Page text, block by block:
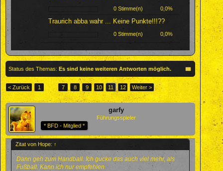
0 Stimme(n) 0,0%
Traurich abba wahr ... Keine Punkte!!!??
0 Stimme(n) 0,0%
Status des Themas: Es sind keine weiteren Antworten möglich.
< Zurück 1 ← 7 8 9 10 11 12 Weiter >
garfy
Führungsspieler
* BFD - Mitglied *
Zitat von Hope: ↑
Dann geh zum Handball. Ich gucke das auch viel mehr, als
Fußball. Kann ich nur empfehlen